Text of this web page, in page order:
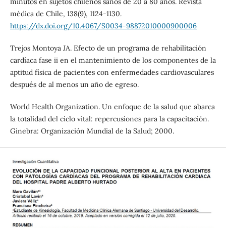
médica de Chile, 138(9), 1124-1130.
https://dx.doi.org/10.4067/S0034-98872010000900006
Trejos Montoya JA. Efecto de un programa de rehabilitación
cardíaca fase ii en el mantenimiento de los componentes de la
aptitud física de pacientes con enfermedades cardiovasculares
después de al menos un año de egreso.
World Health Organization. Un enfoque de la salud que abarca
la totalidad del ciclo vital: repercusiones para la capacitación.
Ginebra: Organización Mundial de la Salud; 2000.